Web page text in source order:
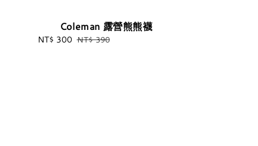
Coleman 露營熊熊襪
Sale
NT$ 300 Regular
NT$ 390